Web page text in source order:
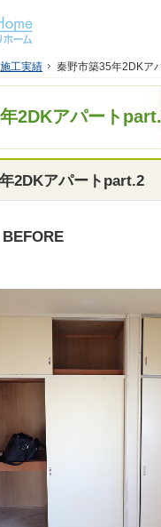
施工実績 秦野市築35年2DKア
2DKアパート
。神奈川県茅ケ崎市のリフォー
ら神奈川県茅ケ崎市の工務店【
2DKアパートpart.2